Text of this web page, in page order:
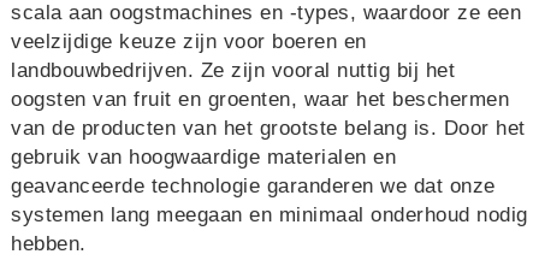
scala aan oogstmachines en -types, waardoor ze een
veelzijdige keuze zijn voor boeren en
landbouwbedrijven. Ze zijn vooral nuttig bij het
oogsten van fruit en groenten, waar het beschermen
van de producten van het grootste belang is. Door het
gebruik van hoogwaardige materialen en
geavanceerde technologie garanderen we dat onze
systemen lang meegaan en minimaal onderhoud nodig
hebben.